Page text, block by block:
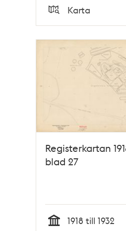
Tid
Typ
Karta
Registerkartan
blad 27
1918 till 1932